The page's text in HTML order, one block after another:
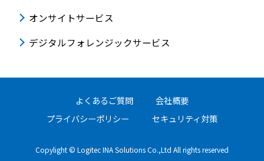
オンサイトサービス
デジタルフォレンジックサービス
よくあるご質問
会社概要
プライバシーポリシー
セキュリティ対策
Copylight © Logitec INA Solutions Co.,Ltd All rights reserved